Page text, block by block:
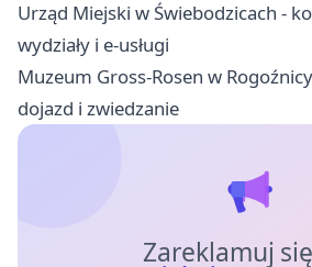
Urząd Miejski w Świebodzicach -
wydziały i e-usługi
Muzeum Gross-Rosen w
dojazd i zwiedzanie
Zareklamuj